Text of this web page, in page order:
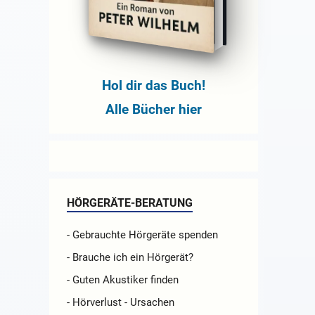
Hol dir das Buch!
Alle Bücher hier
HÖRGERÄTE-BERATUNG
- Gebrauchte Hörgeräte spenden
- Brauche ich ein Hörgerät?
- Guten Akustiker finden
- Hörverlust - Ursachen